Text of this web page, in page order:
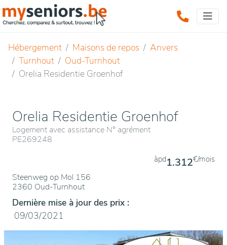
Hébergement Maisons de repos
Anvers
Turnhout
Oud-Turnhout
Orelia Residentie Groenhof
Orelia Residentie Groenhof
Logement avec assistance N° agrément
PE269248
Steenweg op Mol 156
2360 Oud-Turnhout
àpd1.312€/mois
Dernière mise à jour des prix :
09/03/2021